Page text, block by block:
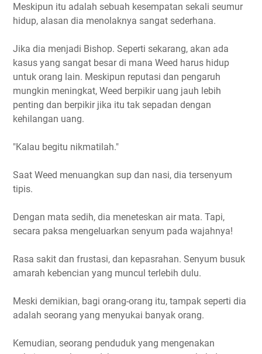
Meskipun itu adalah sebuah kesempatan sekali seumur
hidup, alasan dia menolaknya sangat sederhana.
Jika dia menjadi Bishop. Seperti sekarang, akan ada
kasus yang sangat besar di mana Weed harus hidup
untuk orang lain. Meskipun reputasi dan pengaruh
mungkin meningkat, Weed berpikir uang jauh lebih
penting dan berpikir jika itu tak sepadan dengan
kehilangan uang.
"Kalau begitu nikmatilah."
Saat Weed menuangkan sup dan nasi, dia tersenyum
tipis.
Dengan mata sedih, dia meneteskan air mata. Tapi,
secara paksa mengeluarkan senyum pada wajahnya!
Rasa sakit dan frustasi, dan kepasrahan. Senyum busuk
amarah kebencian yang muncul terlebih dulu.
Meski demikian, bagi orang-orang itu, tampak seperti dia
adalah seorang yang menyukai banyak orang.
Kemudian, seorang penduduk yang mengenakan